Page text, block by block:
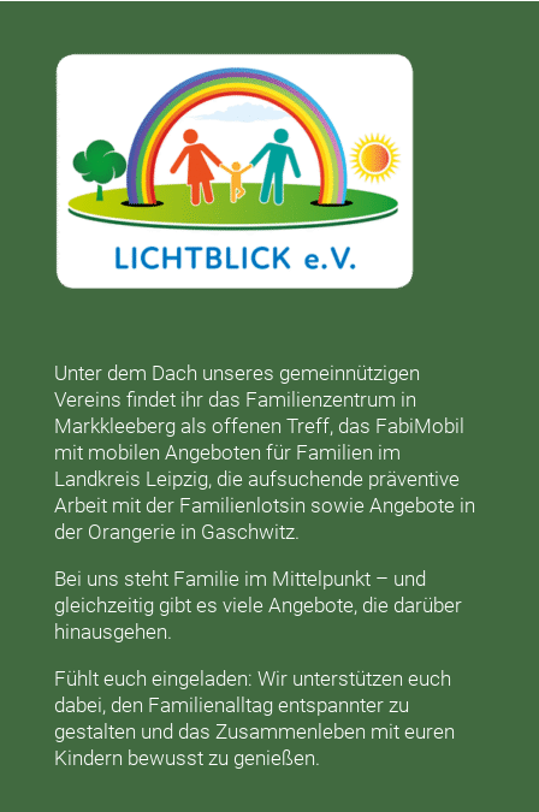
Unter dem Dach unseres gemeinnützigen
Vereins findet ihr das Familienzentrum in
Markkleebergals offenen Treff, das FabiMobil
mit mobilen Angeboten für Familien im
Landkreis Leipzig, die aufsuchende präventive
Arbeit mit der Familienlotsin sowie Angebote in
der Orangeriein Gaschwitz.
Bei uns steht Familie im Mittelpunkt – und
gleichzeitig gibt es viele Angebote, die darüber
hinausgehen.
Fühlt euch eingeladen: Wir unterstützen euch
dabei, den Familienalltag entspannter zu
gestalten und das Zusammenleben mit euren
Kindern bewusst zu genießen.